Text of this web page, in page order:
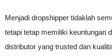
Menjadi dropshipper tidaklah
tetapi tetap memiliki keuntungan
distributor yang trusted dan